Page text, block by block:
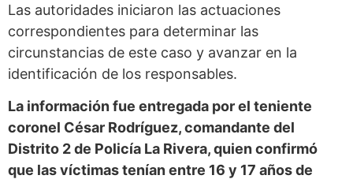
Las autoridades iniciaron las actuaciones
correspondientes para determinar las
circunstancias de este caso y avanzar en la
identificación de los responsables.
La información fue entregada por el teniente
coronel César Rodríguez, comandante del
Distrito 2 de Policía La Rivera, quien confirmó
que las víctimas tenían entre 16 y 17 años de